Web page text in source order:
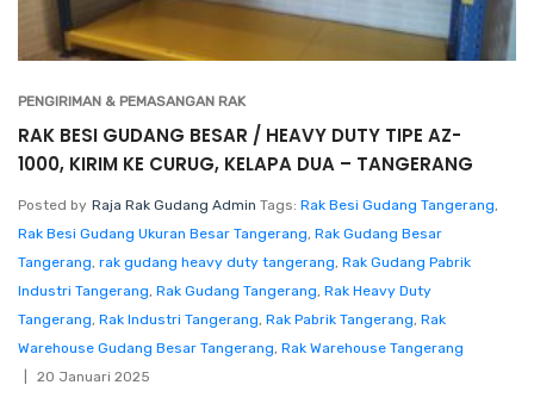
PENGIRIMAN & PEMASANGAN RAK
RAK BESI GUDANG BESAR / HEAVY DUTY TIPE AZ-
1000, KIRIM KE CURUG, KELAPA DUA – TANGERANG
Posted by Raja Rak Gudang Admin Tags: Rak Besi Gudang Tangerang,
Rak Besi Gudang Ukuran Besar Tangerang, Rak Gudang Besar
Tangerang, rak gudang heavy duty tangerang, Rak Gudang Pabrik
Industri Tangerang, Rak Gudang Tangerang, Rak Heavy Duty
Tangerang, Rak Industri Tangerang, Rak Pabrik Tangerang, Rak
Warehouse Gudang Besar Tangerang, Rak Warehouse Tangerang
20 Januari 2025